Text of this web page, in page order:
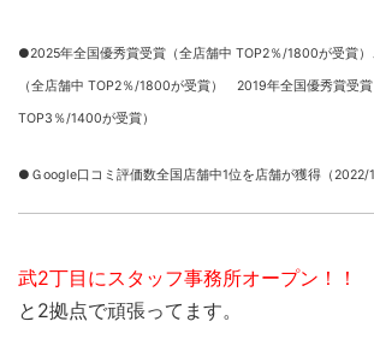
●2025年全国優秀賞受賞（全店舗中 TOP2％/1800が受賞）
（全店舗中 TOP2％/1800が受賞） 2019年全国優秀賞受
TOP3％/1400が受賞）
●Ｇoogle口コミ評価数全国店舗中1位を店舗が獲得（2022/
武2丁目にスタッフ事務所オープン！！
と2拠点で頑張ってます。